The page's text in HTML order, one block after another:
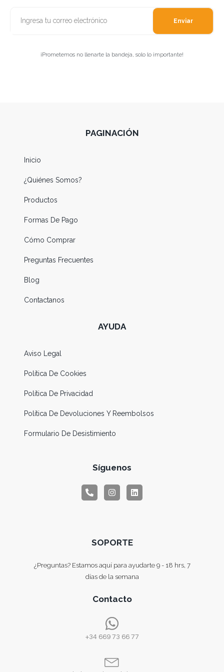
Enviar
¡Prometemos no llenarte la bandeja, solo lo importante!
PAGINACIÓN
Inicio
¿Quiénes Somos?
Productos
Formas De Pago
Cómo Comprar
Preguntas Frecuentes
Blog
Contactanos
AYUDA
Aviso Legal
Política De Cookies
Política De Privacidad
Política De Devoluciones Y Reembolsos
Formulario De Desistimiento
Síguenos
SOPORTE
¿Preguntas? Estamos aquí para ayudarte 9 - 18 hrs, 7
días de la semana
Contacto
+34 669 73 66 77